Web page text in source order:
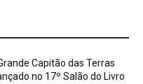
Capitão das Terras
no 17º Salão do Livro